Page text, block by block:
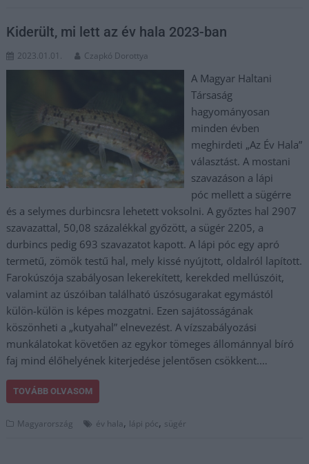
Kiderült, mi lett az év hala 2023-ban
2023.01.01. Czapkó Dorottya
A Magyar Haltani
Társaság
hagyományosan
minden évben
meghirdeti „Az Év Hala”
választást. A mostani
szavazáson a lápi
póc mellett a sügérre
és a selymes durbincsra lehetett voksolni. A győztes hal 2907
szavazattal, 50,08 százalékkal győzött, a sügér 2205, a
durbincs pedig 693 szavazatot kapott. A lápi póc egy apró
termetű, zömök testű hal, mely kissé nyújtott, oldalról lapított.
Farokúszója szabályosan lekerekített, kerekded mellúszóit,
valamint az úszóiban található úszósugarakat egymástól
külön-külön is képes mozgatni. Ezen sajátosságának
köszönheti a „kutyahal” elnevezést. A vízszabályozási
munkálatokat követően az egykor tömeges állománnyal bíró
faj mind élőhelyének kiterjedése jelentősen csökkent.…
TOVÁBB OLVASOM
Magyarország év hala, lápi póc, sügér